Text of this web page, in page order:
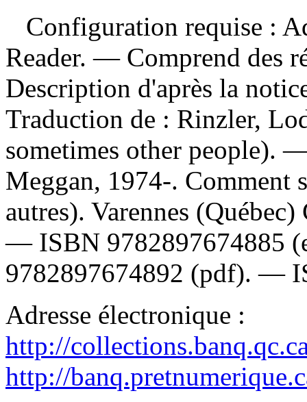
Configuration requise :
Reader. — Comprend des
Description d'après la
Traduction de : Rinzler,
sometimes other people).
Meggan, 1974-. Comment
autres). Varennes
— ISBN 9782897674885
9782897674892 (pdf). —
Adresse électronique :
http://
http://